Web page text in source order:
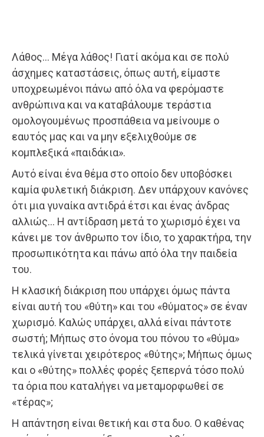
Λάθος… Μέγα λάθος! Γιατί ακόμα και σε πολύ
άσχημες καταστάσεις, όπως αυτή, είμαστε
υποχρεωμένοι πάνω από όλα να φερόμαστε
ανθρώπινα και να καταβάλουμε τεράστια
ομολογουμένως προσπάθεια να μείνουμε ο
εαυτός μας και να μην εξελιχθούμε σε
κομπλεξικά «παιδάκια».
Αυτό είναι ένα θέμα στο οποίο δεν υποβόσκει
καμία φυλετική διάκριση. Δεν υπάρχουν κανόνες
ότι μια γυναίκα αντιδρά έτσι και ένας άνδρας
αλλιώς… Η αντίδραση μετά το χωρισμό έχει να
κάνει με τον άνθρωπο τον ίδιο, το χαρακτήρα, την
προσωπικότητα και πάνω από όλα την παιδεία
του.
Η κλασική διάκριση που υπάρχει όμως πάντα
είναι αυτή του «θύτη» και του «θύματος» σε έναν
χωρισμό. Καλώς υπάρχει, αλλά είναι πάντοτε
σωστή; Μήπως στο όνομα του πόνου το «θύμα»
τελικά γίνεται χειρότερος «θύτης»; Μήπως όμως
και ο «θύτης» πολλές φορές ξεπερνά τόσο πολύ
τα όρια που καταλήγει να μεταμορφωθεί σε
«τέρας»;
Η απάντηση είναι θετική και στα δυο. Ο καθένας